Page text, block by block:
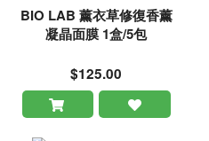
BIO LAB 薰衣草修復香薰
凝晶面膜 1盒/5包
$125.00